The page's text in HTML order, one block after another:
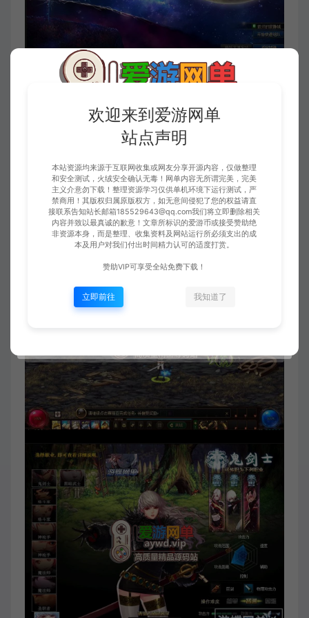
欢迎来到爱游网单
站点声明
本站资源均来源于互联网收集或网友分享开源内容，仅做整理
和安全测试，火绒安全确认无毒！网单内容无所谓完美，完美
主义介意勿下载！整理资源学习仅供单机环境下运行测试，严
禁商用！其版权归属原版权方，如无意间侵犯了您的权益请直
接联系告知站长邮箱185529643@qq.com我们将立即删除相关
内容并致以最真诚的歉意！文章所标识的爱游币或接受赞助绝
非资源本身，而是整理、收集资料及网站运行所必须支出的成
本及用户对我们付出时间精力认可的适度打赏。
赞助VIP可享受全站免费下载！
立即前往 我知道了